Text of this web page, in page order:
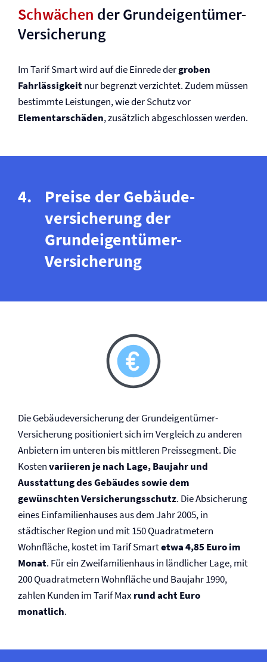
Schwächen der Grundeigentümer-
Versicherung
Im Tarif Smart wird auf die Einrede dergroben
Fahrlässigkeitnur begrenzt verzichtet. Zudem müssen
bestimmte Leistungen, wie der Schutz vor
Elementarschäden, zusätzlich abgeschlossen werden.
Preise der Gebäude­
versicherung der
Grundeigentümer-
Versicherung
Die Gebäude­versicherung der Grundeigentümer-
Versicherung positioniert sich im Vergleich zu anderen
Anbietern im unteren bis mittleren Preissegment. Die
Kostenvariieren je nach Lage, Baujahr und
Ausstattung des Gebäudes sowie dem
gewünschten Versicherungsschutz. Die Absicherung
eines Einfamilienhauses aus dem Jahr 2005, in
städtischer Region und mit 150 Quadratmetern
Wohnfläche, kostet im Tarif Smartetwa 4,85 Euro im
Monat. Für ein Zweifamilienhaus in ländlicher Lage, mit
200 Quadratmetern Wohnfläche und Baujahr 1990,
zahlen Kunden im Tarif Max rund acht Euro
monatlich.